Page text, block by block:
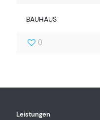
BAUHAUS
0
Leistungen